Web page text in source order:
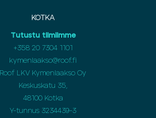
KOTKA
Tutustu tiimiimme
+358 20 7304 1101
kymenlaakso@roof.fi
Roof LKV Kymenlaakso Oy
Keskuskatu 35,
48100 Kotka
Y-tunnus 3234439-3